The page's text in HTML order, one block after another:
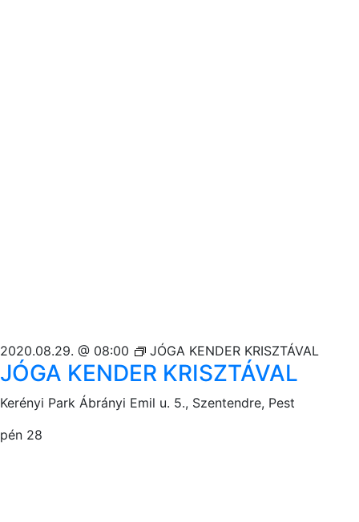
2020.08.29. @ 08:00 JÓGA KENDER KRISZTÁVAL
JÓGA KENDER KRISZTÁVAL
Kerényi Park Ábrányi Emil u. 5., Szentendre, Pest
pén 28